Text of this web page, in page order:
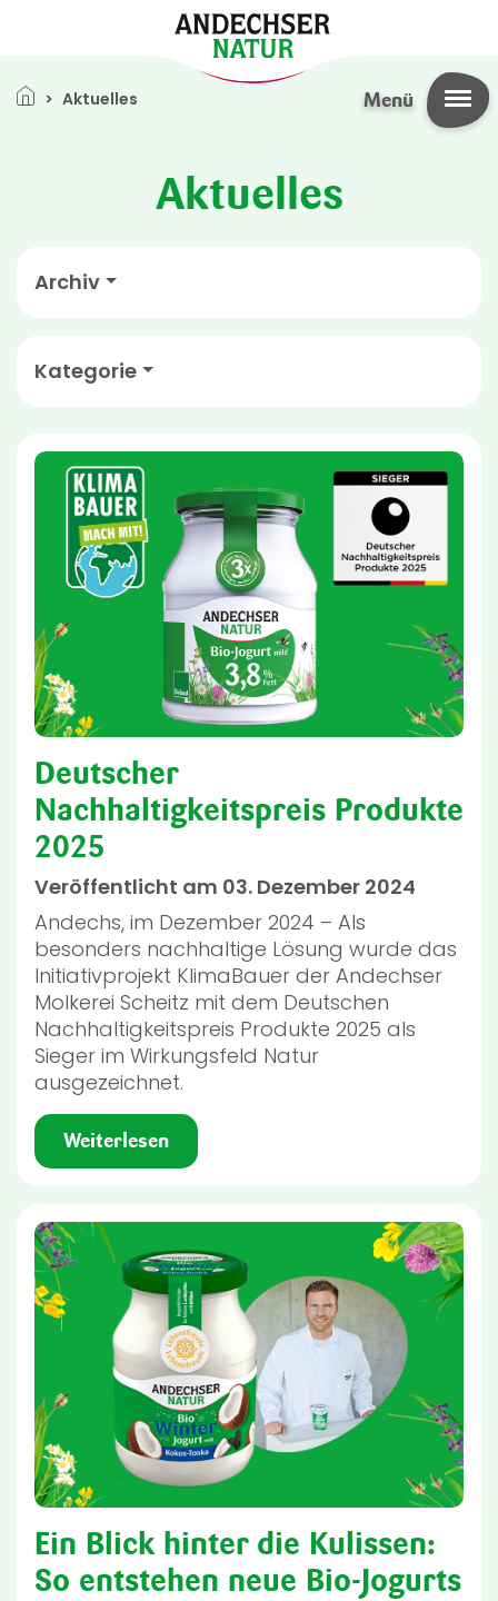
Menü
Pfadnavigation
Aktuelles
Aktuelles
Archiv
Kategorie
Deutscher
Nachhaltigkeitspreis Produkte
2025
Veröffentlicht am 03. Dezember 2024
Andechs, im Dezember 2024 – Als
besonders nachhaltige Lösung wurde das
Initiativprojekt KlimaBauer der Andechser
Molkerei Scheitz mit dem Deutschen
Nachhaltigkeitspreis Produkte 2025 als
Sieger im Wirkungsfeld Natur
ausgezeichnet.
Weiterlesen
Ein Blick hinter die Kulissen:
So entstehen neue Bio-Jogurts